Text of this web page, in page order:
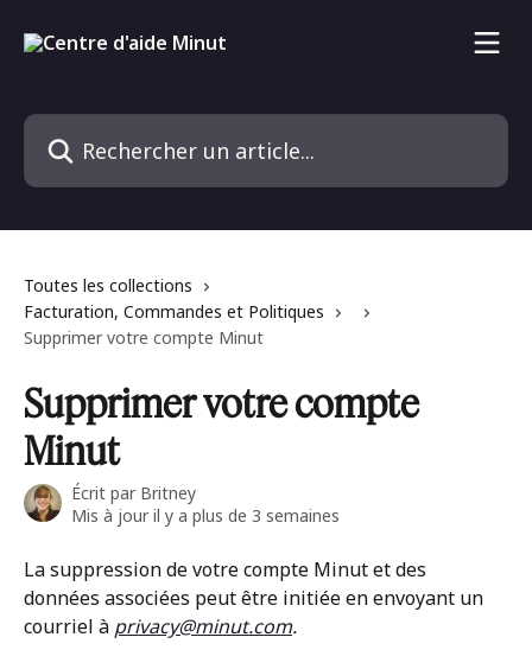
Rechercher un article...
Toutes les collections
Facturation, Commandes et Politiques
Supprimer votre compte Minut
Supprimer votre compte
Minut
Écrit par Britney
Mis à jour il y a plus de 3 semaines
La suppression de votre compte Minut et des
données associées peut être initiée en envoyant un
courriel à privacy@minut.com.